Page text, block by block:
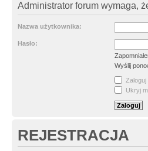
Administrator forum wymaga,
Nazwa użytkownika:
Hasło:
Wyślij
Ukryj
REJESTRACJA